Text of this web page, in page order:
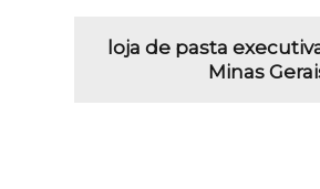
loja de pasta
Minas